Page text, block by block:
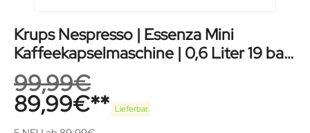
Krups Nespresso | Essenza Mini
Kaffeekapselmaschine | 0,6 Liter 19 bar
in schwarz
99,99€
89,99€ Lieferbar